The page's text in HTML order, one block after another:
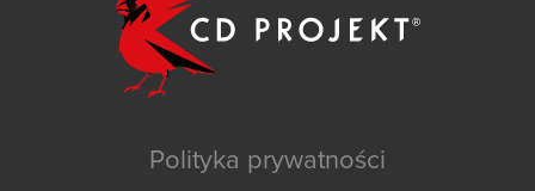
Polityka prywatności